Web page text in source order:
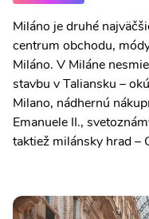
Miláno je druhé
centrum obchodu,
Miláno. V Miláne
stavbu v Taliansku –
Milano, nádhernú
Emanuele II.,
taktiež milánsky hrad –